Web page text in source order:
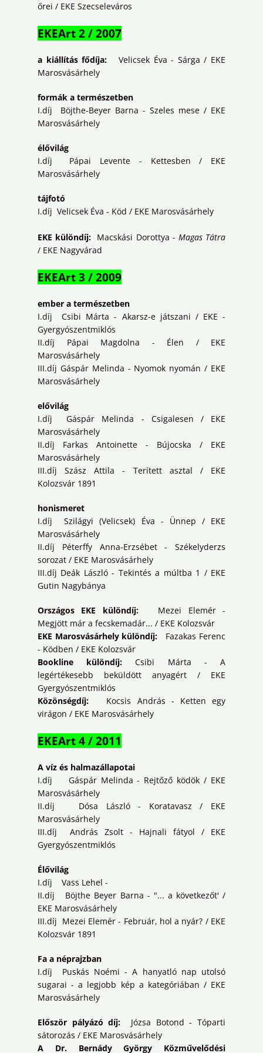
őrei / EKE Szecseleváros
EKEArt 2 / 2007
a kiállítás fődíja: Velicsek Éva - Sárga / EKE
Marosvásárhely
formák a természetben
I.díj Böjthe-Beyer Barna - Szeles mese / EKE
Marosvásárhely
élővilág
I.díj Pápai Levente - Kettesben / EKE
Marosvásárhely
tájfotó
I.díj Velicsek Éva - Köd / EKE Marosvásárhely
EKE különdíj: Macskási Dorottya - Magas Tátra
/ EKE Nagyvárad
EKEArt 3 / 2009
ember a természetben
I.díj Csibi Márta - Akarsz-e játszani / EKE -
Gyergyószentmiklós
II.díj Pápai Magdolna - Élen / EKE
Marosvásárhely
III.díj Gáspár Melinda - Nyomok nyomán / EKE
Marosvásárhely
elővilág
I.díj Gáspár Melinda - Csigalesen / EKE
Marosvásárhely
II.díj Farkas Antoinette - Bújocska / EKE
Marosvásárhely
III.díj Szász Attila - Terített asztal / EKE
Kolozsvár 1891
honismeret
I.díj Szilágyi (Velicsek) Éva - Ünnep / EKE
Marosvásárhely
II.díj Péterffy Anna-Erzsébet - Székelyderzs
sorozat / EKE Marosvásárhely
III.díj Deák László - Tekintés a múltba 1 / EKE
Gutin Nagybánya
Országos EKE különdíj:Mezei Elemér -
Megjött már a fecskemadár... / EKE Kolozsvár
EKE Marosvásárhely különdíj: Fazakas Ferenc
- Ködben / EKE Kolozsvár
Bookline különdíj: Csibi Márta - A
legértékesebb beküldött anyagért / EKE
Gyergyószentmiklós
Közönségdíj: Kocsis András - Ketten egy
virágon / EKE Marosvásárhely
EKEArt 4 / 2011
A víz és halmazállapotai
I.díj Gáspár Melinda - Rejtőző ködök / EKE
Marosvásárhely
II.díj Dósa László - Koratavasz / EKE
Marosvásárhely
III.díj András Zsolt - Hajnali fátyol / EKE
Gyergyószentmiklós
Élővilág
I.díj Vass Lehel -
II.díj Böjthe Beyer Barna - "... a következőt' /
EKE Marosvásárhely
III.díj Mezei Elemér - Február, hol a nyár? / EKE
Kolozsvár 1891
Fa a néprajzban
I.díj Puskás Noémi - A hanyatló nap utolsó
sugarai - a legjobb kép a kategóriában / EKE
Marosvásárhely
Először pályázó díj: Józsa Botond - Tóparti
sátorozás / EKE Marosvásárhely
A Dr. Bernády György Közművelődési